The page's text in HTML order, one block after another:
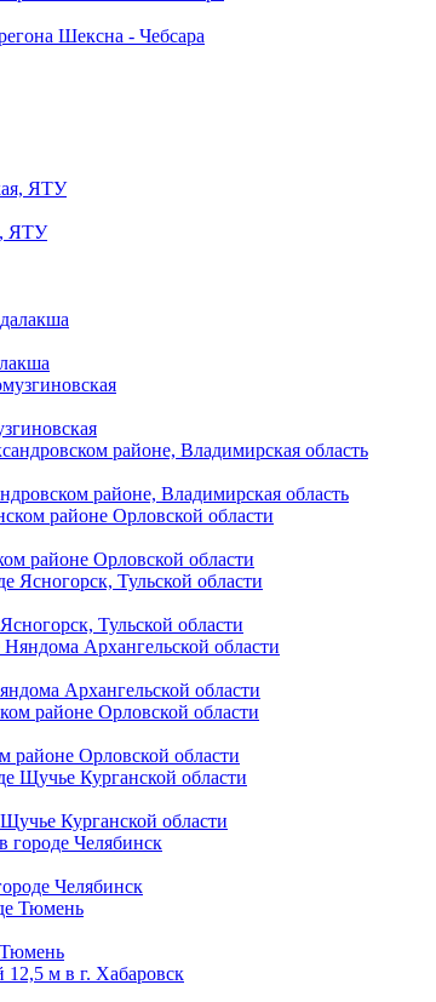
Шексна - Чебсара
ЯТУ
районе, Владимирская область
районе Орловской области
Тульской области
Архангельской области
районе Орловской области
Курганской области
Челябинск
Тюмень